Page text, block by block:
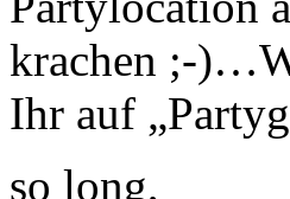
krachen ;-
Ihr auf
so long,